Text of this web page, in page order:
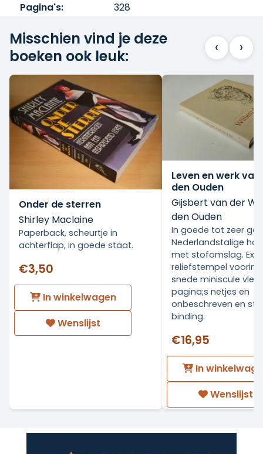
Pagina's:
328
Misschien vind je deze
boeken ook leuk:
‹ ›
Onder de sterren
Shirley Maclaine
Paperback, scheurtje in
achterflap, in goede staat.
€3,50
In winkelwagen
Wenslijst
Leven en werk van
den Ouden
Gijsbert van der
den Ouden
In goede tot zeer
Nederlandstalige
met stofomslag. Ex
reliefstempel voorin.
snede miniscule
pagina;s netjes en
onbeschreven en
binding.
€16,95
In
Wenslijst